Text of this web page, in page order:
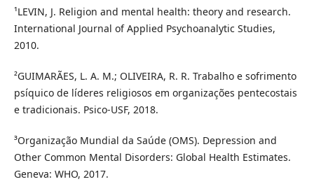
¹LEVIN, J. Religion and mental health: theory and research.
International Journal of Applied Psychoanalytic Studies,
2010.
²GUIMARÃES, L. A. M.; OLIVEIRA, R. R. Trabalho e sofrimento
psíquico de líderes religiosos em organizações pentecostais
e tradicionais. Psico-USF, 2018.
³Organização Mundial da Saúde (OMS). Depression and
Other Common Mental Disorders: Global Health Estimates.
Geneva: WHO, 2017.